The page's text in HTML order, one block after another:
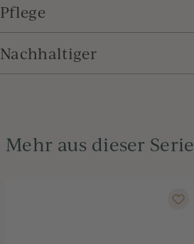
Pflege
Nachhaltiger
Mehr aus dieser Serie